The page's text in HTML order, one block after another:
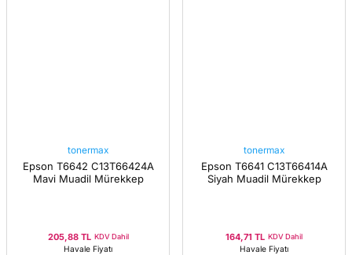
tonermax
Epson T6642 C13T66424A
Mavi Muadil Mürekkep
205,88 TL KDV Dahil
Havale Fiyatı
tonermax
Epson T6641 C13T66414A
Siyah Muadil Mürekkep
164,71 TL KDV Dahil
Havale Fiyatı